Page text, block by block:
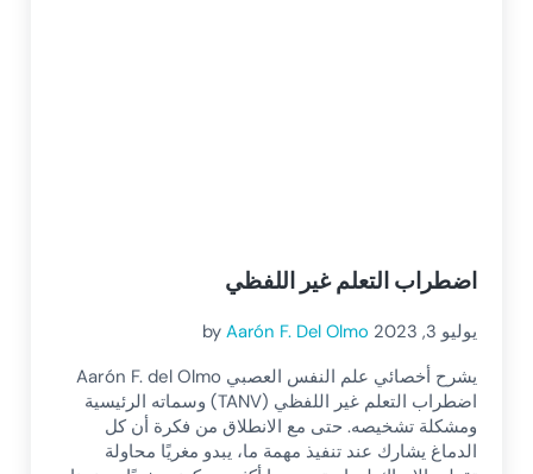
اضطراب التعلم غير اللفظي
يوليو 3, 2023 by Aarón F. Del Olmo
يشرح أخصائي علم النفس العصبي Aarón F. del Olmo
اضطراب التعلم غير اللفظي (TANV) وسماته الرئيسية
ومشكلة تشخيصه. حتى مع الانطلاق من فكرة أن كل
الدماغ يشارك عند تنفيذ مهمة ما، يبدو مغريًا محاولة